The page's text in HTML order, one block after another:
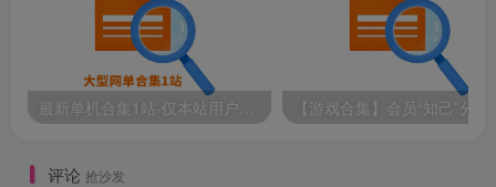
评论 抢沙发